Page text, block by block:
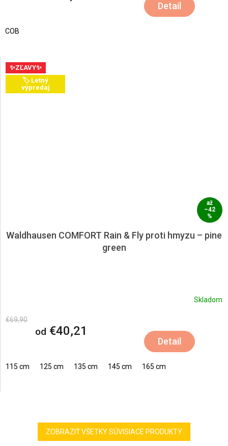
Detail
COB
✨ZĽAVY✨
🏷️ Letný
výpredaj
až
–42
%
Waldhausen COMFORT Rain & Fly proti hmyzu – pine
green
Skladom
€69,90
od €40,21
Detail
115 cm 125 cm 135 cm 145 cm 165 cm
ZOBRAZIŤ VŠETKY SÚVISIACE PRODUKTY